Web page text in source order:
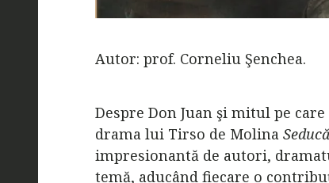
Autor: prof. Corneliu Şenchea.
Despre Don Juan şi mitul pe
drama lui Tirso de Molina
impresionantă de autori,
temă, aducând fiecare o